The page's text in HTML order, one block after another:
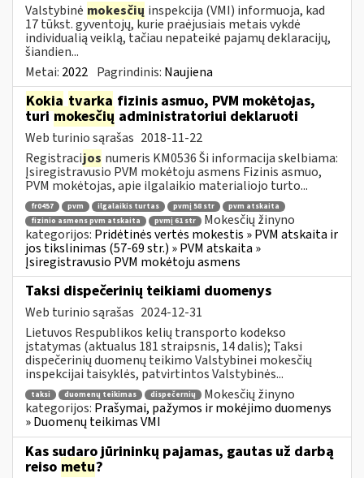
Valstybinė mokesčių inspekcija (VMI) informuoja, kad
17 tūkst. gyventojų, kurie praėjusiais metais vykdė
individualią veiklą, tačiau nepateikė pajamų deklaracijų,
šiandien...
Metai: 2022 Pagrindinis: Naujiena
Kokia tvarka fizinis asmuo, PVM mokėtojas,
turimokesčių administratoriui deklaruoti
Web turinio sąrašas 2018-11-22
Registracijos numeris KM0536 Ši informacija skelbiama:
Įsiregistravusio PVM mokėtoju asmens Fizinis asmuo,
PVM mokėtojas, apie ilgalaikio materialiojo turto...
fr0457 pvm ilgalaikis turtas pvmį 58 str
pvm atskaita
fizinio asmens pvm atskaita
pvmį 61 str
Mokesčių žinyno
kategorijos: Pridėtinės vertės mokestis » PVM atskaita ir
jos tikslinimas (57-69 str.) » PVM atskaita »
Įsiregistravusio PVM mokėtoju asmens
Taksi dispečerinių teikiami duomenys
Web turinio sąrašas 2024-12-31
Lietuvos Respublikos kelių transporto kodekso
įstatymas (aktualus 181 straipsnis, 14 dalis); Taksi
dispečerinių duomenų teikimo Valstybinei mokesčių
inspekcijai taisyklės, patvirtintos Valstybinės...
taksi duomenų teikimas dispečernių
Mokesčių žinyno
kategorijos: Prašymai, pažymos ir mokėjimo duomenys
» Duomenų teikimas VMI
Kas sudaro jūrininkų pajamas, gautas už darbą
reiso metu?